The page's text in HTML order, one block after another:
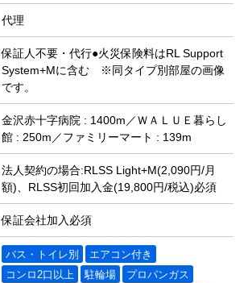
代理
保証人不要・代行●火災保険料はRL Support
System+Mに含む ※同タイプ別部屋の画像
です。
金沢赤十字病院 : 1400m／ＷＡＬＵＥ暮らし
館 : 250m／ファミリーマート : 139m
法人契約の場合:RLSS Light+M(2,090円/月
額)、RLSS初回加入金(19,800円/税込)必須
保証会社加入必須
バス・トイレ別
エアコン付き
コンロ2口以上
駐輪場
プロパンガス